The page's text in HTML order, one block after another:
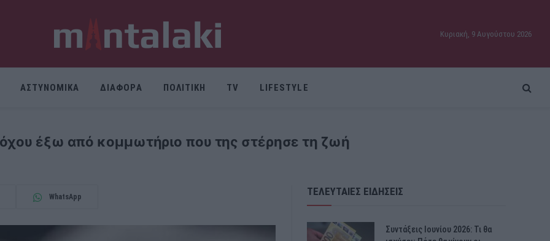
Κυριακή, 9 Αυγούστου 2026
ΑΣΤΥΝΟΜΙΚΑ ΔΙΑΦΟΡΑ ΠΟΛΙΤΙΚΗ TV LIFESTYLE
έξω από κομμωτήριο που της στέρησε τη ζωή
WhatsApp ΤΕΛΕΥΤΑΙΕΣ ΕΙΔΗΣΕΙΣ
Συντάξεις Ιουνίου 2026: Τι θα